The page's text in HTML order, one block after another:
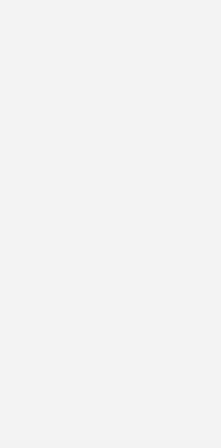
und Engagement